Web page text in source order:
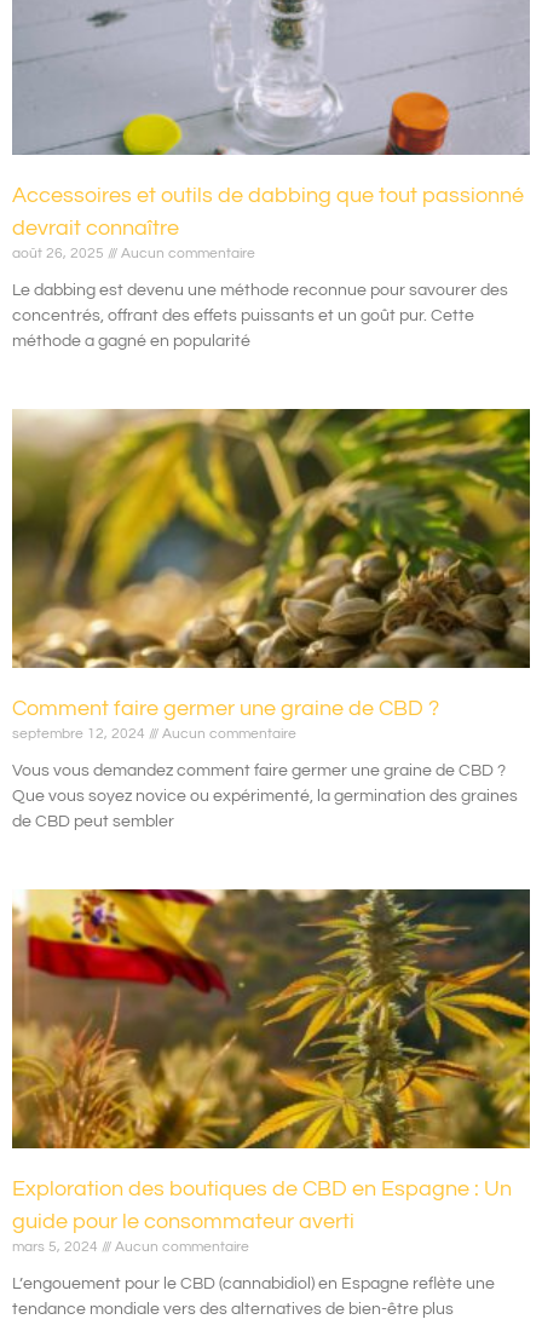
Accessoires et outils de dabbing que tout passionné
devrait connaître
août 26, 2025 Aucun commentaire
Le dabbing est devenu une méthode reconnue pour savourer des
concentrés, offrant des effets puissants et un goût pur. Cette
méthode a gagné en popularité
Comment faire germer une graine de CBD ?
septembre 12, 2024 Aucun commentaire
Vous vous demandez comment faire germer une graine de CBD ?
Que vous soyez novice ou expérimenté, la germination des graines
de CBD peut sembler
Exploration des boutiques de CBD en Espagne : Un
guide pour le consommateur averti
mars 5, 2024 Aucun commentaire
L’engouement pour le CBD (cannabidiol) en Espagne reflète une
tendance mondiale vers des alternatives de bien-être plus